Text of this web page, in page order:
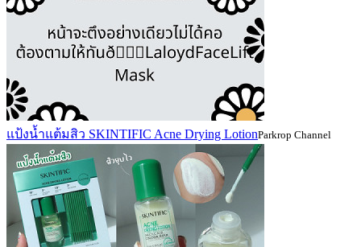
แป้งน้ำแต้มสิว SKINTIFIC Acne Drying LotionParkrop Channel